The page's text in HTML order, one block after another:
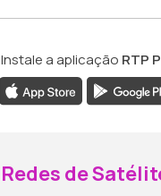
Instale a aplicação RTP
Redes de